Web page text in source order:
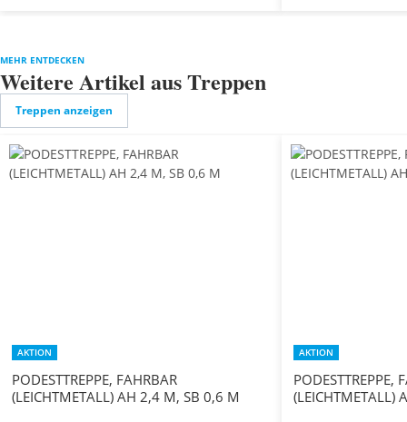
MEHR ENTDECKEN
Weitere Artikel aus Treppen
Treppen anzeigen
AKTION
PODESTTREPPE, FAHRBAR
(LEICHTMETALL) AH 2,4 M, SB 0,6 M
AKTION
PODESTTREPPE,
(LEICHTMETALL)